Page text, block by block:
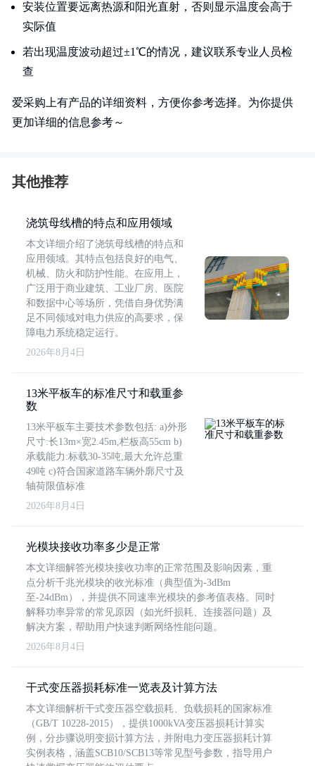
安装位置要远离热源和阳光直射，否则显示温度会高于
实际值
若出现温度波动超过±1℃的情况，建议联系专业人员检
查
爱采购上有产品的详细资料，方便你参考选择。为你提供
更加详细的信息参考～
其他推荐
浇筑母线槽的特点和应用领域
本文详细介绍了浇筑母线槽的特点和
应用领域。其特点包括良好的电气、
机械、防火和防护性能。在应用上，
广泛用于商业建筑、工业厂房、医院
和数据中心等场所，凭借自身优势满
足不同领域对电力供应的高要求，保
障电力系统稳定运行。
2026年8月4日
13米平板车的标准尺寸和载重参
数
13米平板车主要技术参数包括: a)外形
尺寸:长13m×宽2.45m,栏板高55cm b)
承载能力:标载30-35吨,最大允许总重
49吨 c)符合国家道路车辆外廓尺寸及
轴荷限值标准
2026年8月4日
光模块接收功率多少是正常
本文详细解答光模块接收功率的正常范围及影响因素，重
点分析千兆光模块的收光标准（典型值为-3dBm
至-24dBm），并提供不同速率光模块的参考值表格。同时
解释功率异常的常见原因（如光纤损耗、连接器问题）及
解决方案，帮助用户快速判断网络性能问题。
2026年8月4日
干式变压器损耗标准一览表及计算方法
本文详细解析干式变压器空载损耗、负载损耗的国家标准
（GB/T 10228-2015），提供1000kVA变压器损耗计算实
例，分步骤说明变损计算方法，并附电力变压器损耗计算
实例表格，涵盖SCB10/SCB13等常见型号参数，指导用户